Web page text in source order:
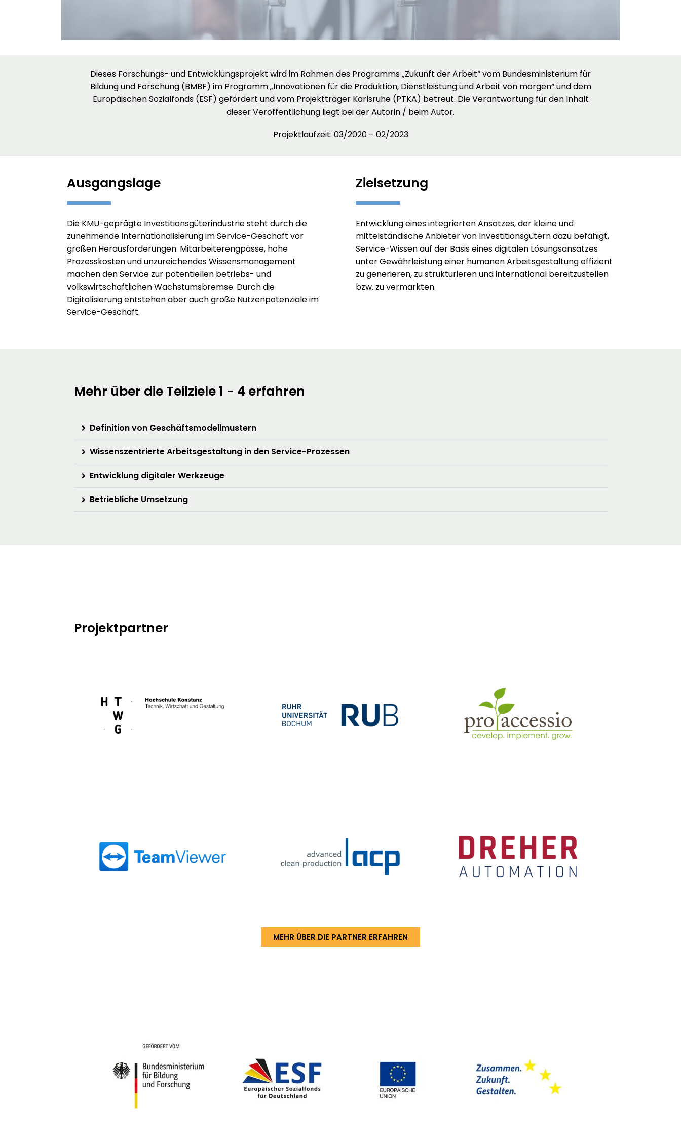
Dieses Forschungs- und Entwicklungsprojekt wird im Rahmen des Programms „Zukunft der Arbeit“ vom Bundesministerium für
Bildung und Forschung (BMBF) im Programm „Innovationen für die Produktion, Dienstleistung und Arbeit von morgen“ und dem
Europäischen Sozialfonds (ESF) gefördert und vom Projektträger Karlsruhe (PTKA) betreut. Die Verantwortung für den Inhalt
dieser Veröffentlichung liegt bei der Autorin / beim Autor.
Projektlaufzeit: 03/2020 – 02/2023
Ausgangslage
Die KMU-geprägte Investitionsgüterindustrie steht durch die
zunehmende Internationalisierung im Service-Geschäft vor
großen Herausforderungen. Mitarbeiterengpässe, hohe
Prozesskosten und unzureichendes Wissensmanagement
machen den Service zur potentiellen betriebs- und
volkswirtschaftlichen Wachstumsbremse. Durch die
Digitalisierung entstehen aber auch große Nutzenpotenziale im
Service-Geschäft.
Zielsetzung
Entwicklung eines integrierten Ansatzes, der kleine und
mittelständische Anbieter von Investitionsgütern dazu befähigt,
Service-Wissen auf der Basis eines digitalen Lösungsansatzes
unter Gewährleistung einer humanen Arbeitsgestaltung effizient
zu generieren, zu strukturieren und international bereitzustellen
bzw. zu vermarkten.
Mehr über die Teilziele 1 - 4 erfahren
Definition von Geschäftsmodellmustern
Wissenszentrierte Arbeitsgestaltung in den Service-Prozessen
Entwicklung digitaler Werkzeuge
Betriebliche Umsetzung
Projektpartner
MEHR ÜBER DIE PARTNER ERFAHREN